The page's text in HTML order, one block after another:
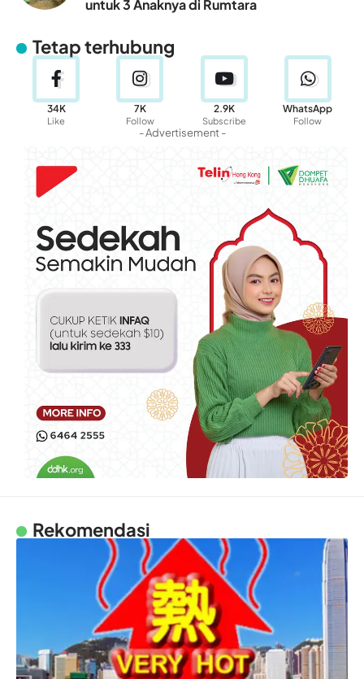
untuk 3 Anaknya di Rumtara
Tetap terhubung
34K
Like
7K
Follow
2.9K
Subscribe
WhatsApp
Follow
- Advertisement -
Rekomendasi